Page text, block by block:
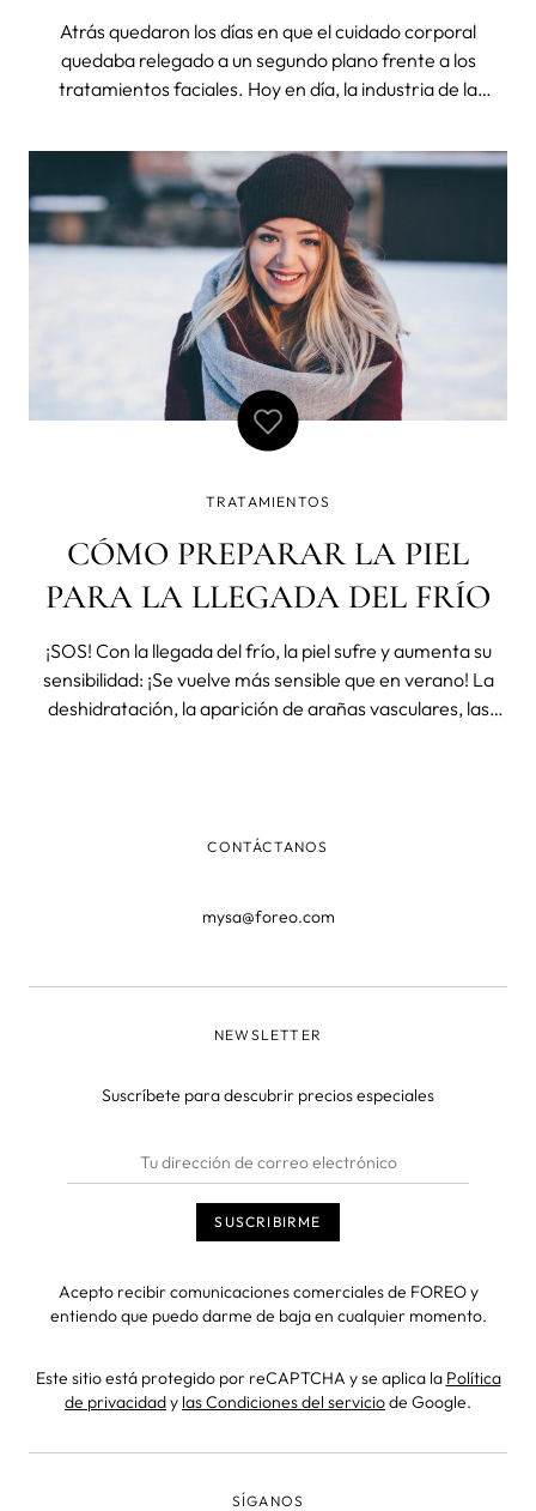
Atrás quedaron los días en que el cuidado corporal
quedaba relegado a un segundo plano frente a los
tratamientos faciales. Hoy en día, la industria de la
tratamientos especializados para todo el cuerpo: desde
las manos, rodillas y pies hasta esa
TRATAMIENTOS
CÓMO PREPARAR LA PIEL
PARA LA LLEGADA DEL FRÍO
¡SOS! Con la llegada del frío, la piel sufre y aumenta su
sensibilidad: ¡Se vuelve más sensible que en verano! La
deshidratación, la aparición de arañas vasculares, las
CONTÁCTANOS
mysa@foreo.com
NEWSLETTER
Suscríbete para descubrir precios especiales
Acepto recibir comunicaciones comerciales de FOREO y
entiendo que puedo darme de baja en cualquier momento.
Este sitio está protegido por reCAPTCHA y se aplica la Política
de privacidady las Condiciones del serviciode Google.
SÍGANOS